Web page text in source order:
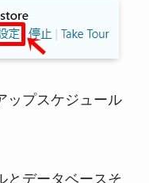
ップスケジュール
とデータベースそ